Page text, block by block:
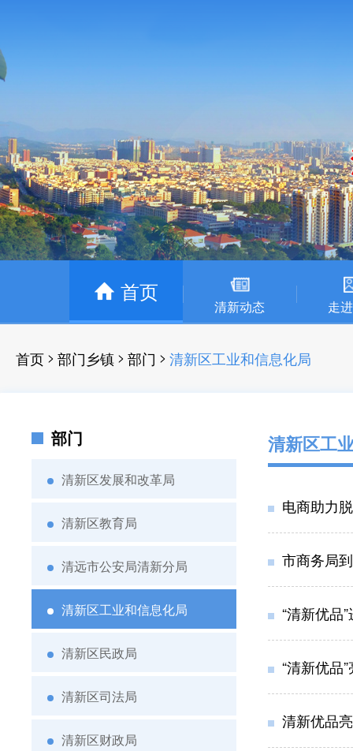
首页
清新动态 走
首页 > 部门乡镇 > 部门 > 清新区工业和信息化局
部门
清新区发展和改革局
清新区教育局
清远市公安局清新分局
清新区工业和信息化局
清新区民政局
清新区司法局
清新区财政局
清新区工
电商助力
市商务局
“清新优品
“清新优品
清新优品